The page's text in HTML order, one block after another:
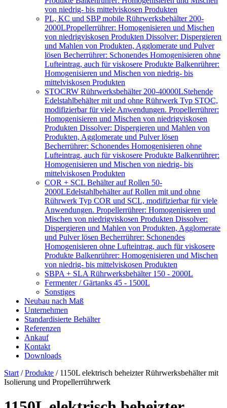
von niedrig- bis mittelviskosen Produkten
PL, KC und SBP mobile Rührwerksbehälter 200-
2000LPropellerrührer: Homogenisieren und Mischen
von niedrigviskosen Produkten Dissolver: Dispergieren
und Mahlen von Produkten, Agglomerate und Pulver
lösen Becherrührer: Schonendes Homogenisieren ohne
Lufteintrag, auch für viskosere Produkte Balkenrührer:
Homogenisieren und Mischen von niedrig- bis
mittelviskosen Produkten
STOCRW Rührwerksbehälter 200-40000LStehende
Edelstahlbehälter mit und ohne Rührwerk Typ STOC,
modifizierbar für viele Anwendungen. Propellerrührer:
Homogenisieren und Mischen von niedrigviskosen
Produkten Dissolver: Dispergieren und Mahlen von
Produkten, Agglomerate und Pulver lösen
Becherrührer: Schonendes Homogenisieren ohne
Lufteintrag, auch für viskosere Produkte Balkenrührer:
Homogenisieren und Mischen von niedrig- bis
mittelviskosen Produkten
COR + SCL Behälter auf Rollen 50-
2000LEdelstahlbehälter auf Rollen mit und ohne
Rührwerk Typ COR und SCL, modifizierbar für viele
Anwendungen. Propellerrührer: Homogenisieren und
Mischen von niedrigviskosen Produkten Dissolver:
Dispergieren und Mahlen von Produkten, Agglomerate
und Pulver lösen Becherrührer: Schonendes
Homogenisieren ohne Lufteintrag, auch für viskosere
Produkte Balkenrührer: Homogenisieren und Mischen
von niedrig- bis mittelviskosen Produkten
SBPA + SLA Rührwerksbehälter 150 - 2000L
Fermenter / Gärtanks 45 - 1500L
Sonstiges
Neubau nach Maß
Unternehmen
Standardisierte Behälter
Referenzen
Ankauf
Kontakt
Downloads
Start /Produkte / 1150L elektrisch beheizter Rührwerksbehälter mit
Isolierung und Propellerrührwerk